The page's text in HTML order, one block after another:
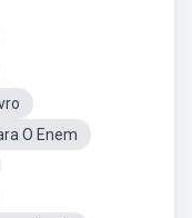
O Enem